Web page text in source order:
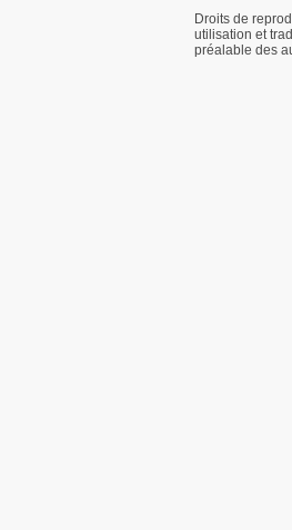
Droits de
utilisation et
préalable des